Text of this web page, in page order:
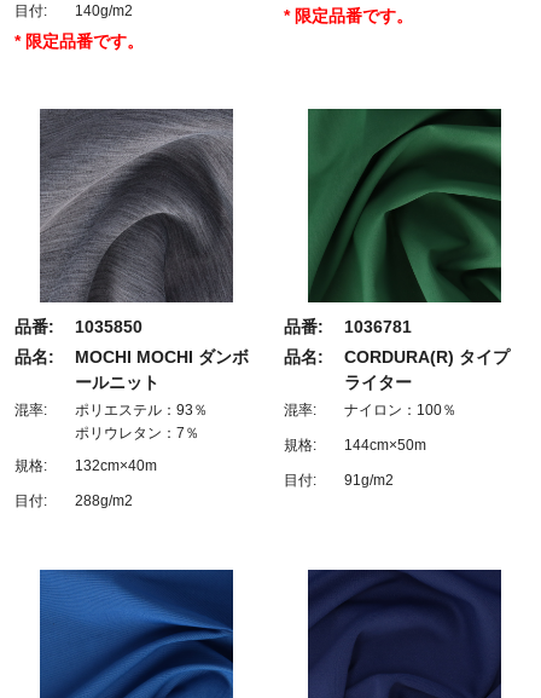
目付: 140g/m2
* 限定品番です。
* 限定品番です。
品番:
1035850
品名:
MOCHI MOCHI ダンボ
ールニット
混率:
ポリエステル：93％
ポリウレタン：7％
規格:
132cm×40m
目付: 288g/m2
品番:
1036781
品名:
CORDURA(R) タイプ
ライター
混率: ナイロン：100％
規格: 144cm×50m
目付: 91g/m2